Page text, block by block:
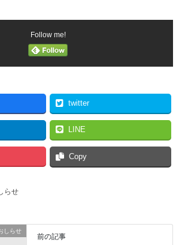
Follow me!
twitter
LINE
Copy
らせ
しらせ
前の記事